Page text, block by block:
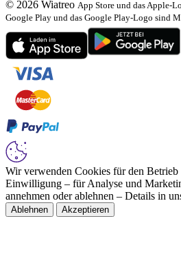
© 2026 Wiatreo App Store und das Apple-
Google Play und das Google Play-Logo sind
Wir verwenden Cookies für den
Einwilligung – für Analyse und
annehmen oder ablehnen – Details in
Ablehnen Akzeptieren